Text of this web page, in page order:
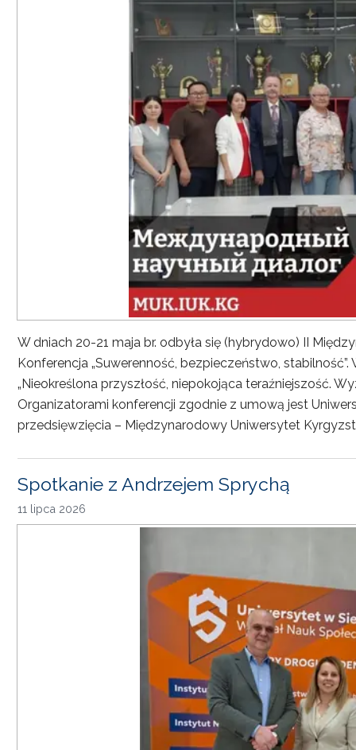
W dniach 20-21 maja br. odbyła się (hybrydowo) II
Konferencja „Suwerenność, bezpieczeństwo,
„Nieokreślona przyszłość, niepokojąca teraźniejszość.
Organizatorami konferencji zgodnie z umową jest
przedsięwzięcia – Międzynarodowy Uniwersytet
Spotkanie z Andrzejem Sprychą
11 lipca 2026